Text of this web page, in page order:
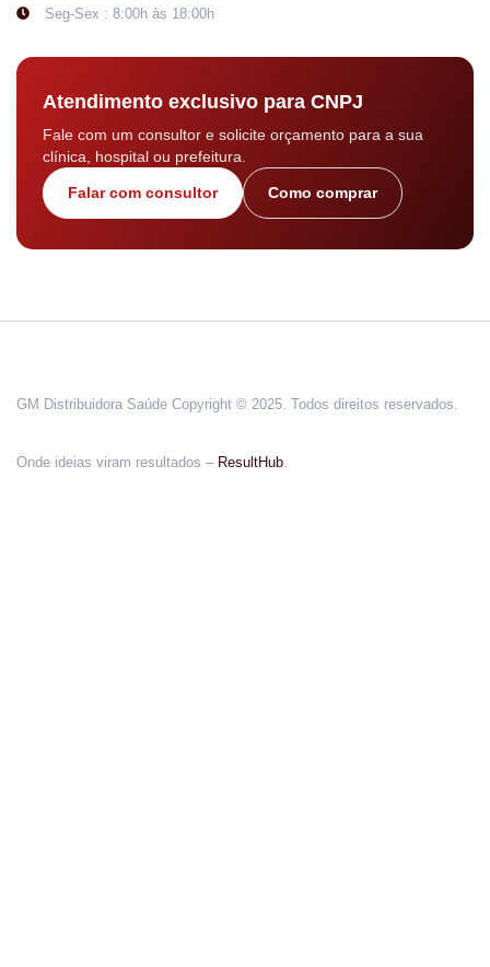
Seg-Sex : 8:00h às 18:00h
Atendimento exclusivo para CNPJ
Fale com um consultor e solicite orçamento para a sua
clínica, hospital ou prefeitura.
Falar com consultor Como comprar
GM Distribuidora Saúde Copyright © 2025. Todos direitos reservados.
Onde ideias viram resultados – ResultHub.